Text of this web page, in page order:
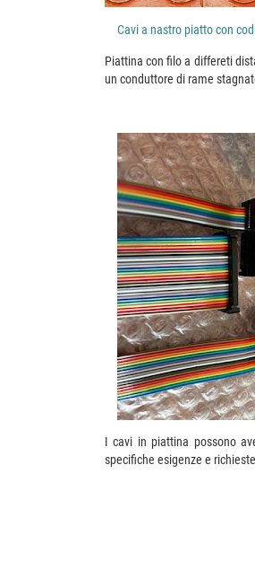
Cavi a nastro piatto con
Piattina con filo a differeti
un conduttore di rame
I cavi in piattina possono
specifiche esigenze e